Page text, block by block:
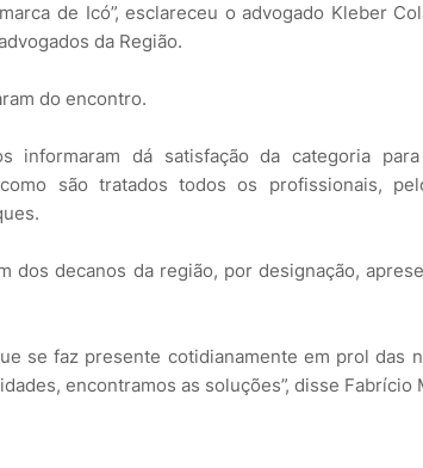
de Icó”, esclareceu o advogado Kleber
da Região.
do encontro.
informaram dá satisfação da categoria
são tratados todos os profissionais,
dos decanos da região, por designação,
se faz presente cotidianamente em prol das
encontramos as soluções”, disse Fabrício